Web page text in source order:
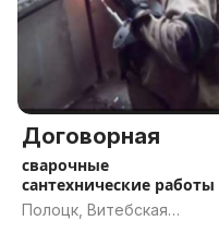
Договорная
сварочные
сантехнические работы
Полоцк, Витебская